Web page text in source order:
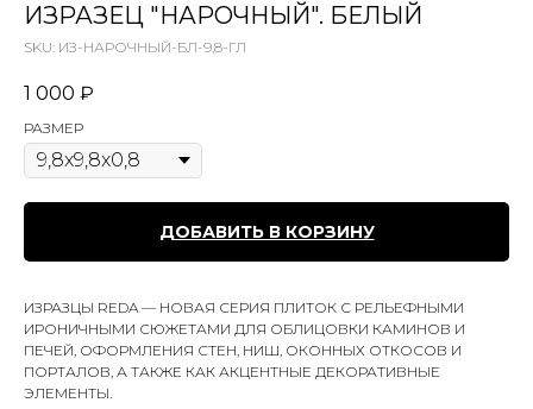
ИЗРАЗЕЦ "НАРОЧНЫЙ". БЕЛЫЙ
SKU: ИЗ-НАРОЧНЫЙ-БЛ-9,8-ГЛ
1 000 ₽
РАЗМЕР
ДОБАВИТЬ В КОРЗИНУ
ИЗРАЗЦЫ REDA — НОВАЯ СЕРИЯ ПЛИТОК С РЕЛЬЕФНЫМИ
ИРОНИЧНЫМИ СЮЖЕТАМИ ДЛЯ ОБЛИЦОВКИ КАМИНОВ И
ПЕЧЕЙ, ОФОРМЛЕНИЯ СТЕН, НИШ, ОКОННЫХ ОТКОСОВ И
ПОРТАЛОВ, А ТАКЖЕ КАК АКЦЕНТНЫЕ ДЕКОРАТИВНЫЕ
ЭЛЕМЕНТЫ.